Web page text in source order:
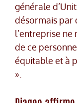
générale
désormais par
l’entreprise
de ce
équitable et à
».